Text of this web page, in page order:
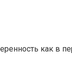
как в